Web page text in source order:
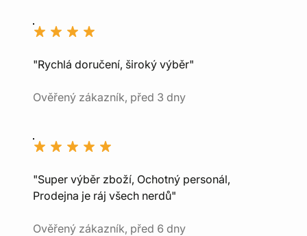
"Rychlá doručení, široký výběr"
Ověřený zákazník, před 3 dny
"Super výběr zboží, Ochotný personál,
Prodejna je ráj všech nerdů"
Ověřený zákazník, před 6 dny